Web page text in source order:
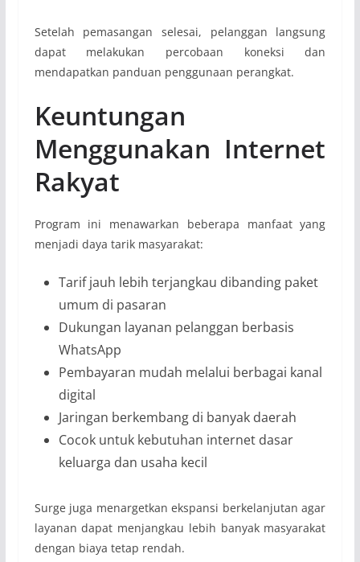
Setelah pemasangan selesai, pelanggan langsung
dapat melakukan percobaan koneksi dan
mendapatkan panduan penggunaan perangkat.
Keuntungan
Menggunakan Internet
Rakyat
Program ini menawarkan beberapa manfaat yang
menjadi daya tarik masyarakat:
Tarif jauh lebih terjangkau dibanding paket
umum di pasaran
Dukungan layanan pelanggan berbasis
WhatsApp
Pembayaran mudah melalui berbagai kanal
digital
Jaringan berkembang di banyak daerah
Cocok untuk kebutuhan internet dasar
keluarga dan usaha kecil
Surge juga menargetkan ekspansi berkelanjutan agar
layanan dapat menjangkau lebih banyak masyarakat
dengan biaya tetap rendah.